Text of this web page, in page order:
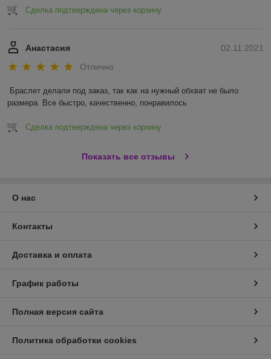
Сделка подтверждена через корзину
02.11.2021
Анастасия
Отлично
Браслет делали под заказ, так как на нужный обхват не было
размера. Все быстро, качественно, понравилось
Сделка подтверждена через корзину
Показать все отзывы
О нас
Контакты
Доставка и оплата
График работы
Полная версия сайта
Политика обработки cookies